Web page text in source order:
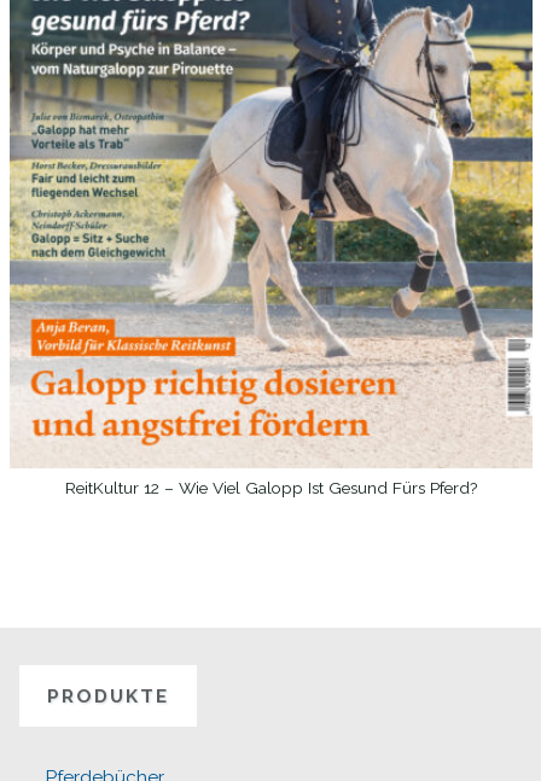
WEITERLESEN
ReitKultur 12 – Wie Viel Galopp Ist Gesund Fürs Pferd?
PRODUKTE